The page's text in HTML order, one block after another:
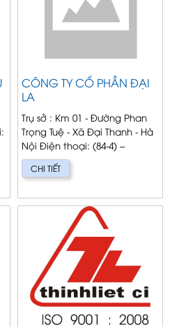
CÔNG TY CỔ PHẦN ĐẠI
LA
Trụ sở : Km 01 - Đường Phan
Trọng Tuệ - Xã Đại Thanh - Hà
Nội Điện thoại: (84-4) –
36882375 – 36882379 Fax : (84-
4) – 6 883 229 Gi...
CHI TIẾT